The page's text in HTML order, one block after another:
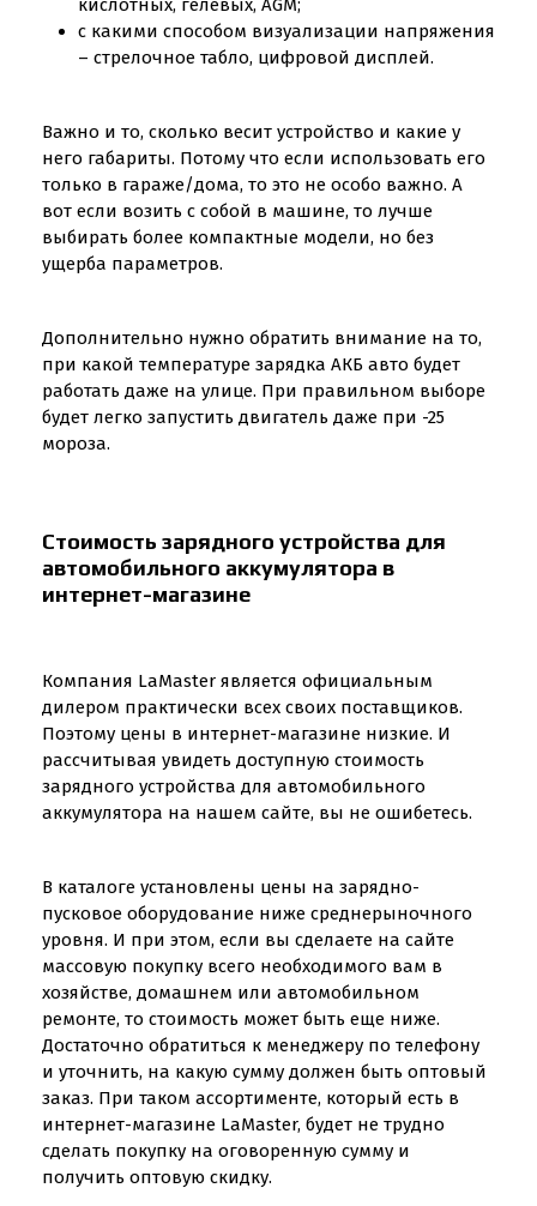
кислотных, гелевых, AGM;
с какими способом визуализации напряжения
– стрелочное табло, цифровой дисплей.
Важно и то, сколько весит устройство и какие у
него габариты. Потому что если использовать его
только в гараже/дома, то это не особо важно. А
вот если возить с собой в машине, то лучше
выбирать более компактные модели, но без
ущерба параметров.
Дополнительно нужно обратить внимание на то,
при какой температуре зарядка АКБ авто будет
работать даже на улице. При правильном выборе
будет легко запустить двигатель даже при -25
мороза.
Стоимость зарядного устройства для
автомобильного аккумулятора в
интернет-магазине
Компания LaMaster является официальным
дилером практически всех своих поставщиков.
Поэтому цены в интернет-магазине низкие. И
рассчитывая увидеть доступную стоимость
зарядного устройства для автомобильного
аккумулятора на нашем сайте, вы не ошибетесь.
В каталоге установлены цены на зарядно-
пусковое оборудование ниже среднерыночного
уровня. И при этом, если вы сделаете на сайте
массовую покупку всего необходимого вам в
хозяйстве, домашнем или автомобильном
ремонте, то стоимость может быть еще ниже.
Достаточно обратиться к менеджеру по телефону
и уточнить, на какую сумму должен быть оптовый
заказ. При таком ассортименте, который есть в
интернет-магазине LaMaster, будет не трудно
сделать покупку на оговоренную сумму и
получить оптовую скидку.